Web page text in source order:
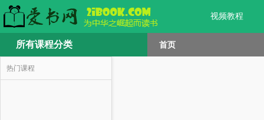
视频教程
所有课程分类 首页
热门课程